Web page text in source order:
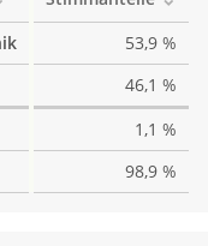
53,9 %
46,1 %
1,1 %
98,9 %